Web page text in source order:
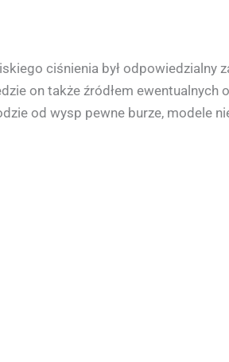
ciśnienia był
on także źródłem
od wysp pewne burze, modele